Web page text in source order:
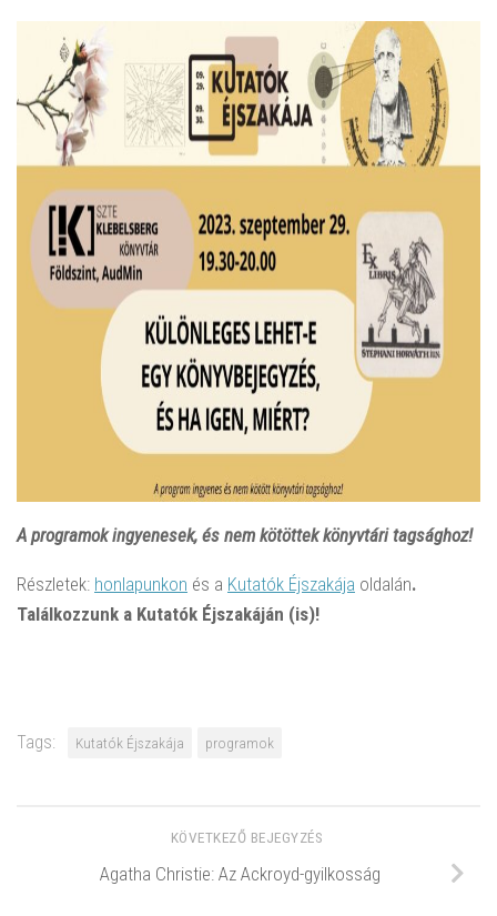
A programok ingyenesek, és nem kötöttek könyvtári tagsághoz!
Részletek: honlapunkon és a Kutatók Éjszakája oldalán.
Találkozzunk a Kutatók Éjszakáján (is)!
Tags: Kutatók Éjszakája programok
KÖVETKEZŐ BEJEGYZÉS
Agatha Christie: Az Ackroyd-gyilkosság